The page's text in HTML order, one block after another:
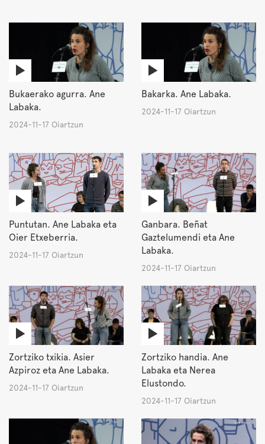
Bukaerako agurra. Ane
Labaka.
2024-11-17 Oiartzun
Bakarka. Ane Labaka.
2024-11-17 Oiartzun
Puntutan. Ane Labaka eta
Oier Etxeberria.
2024-11-17 Oiartzun
Ganbara. Beñat
Gaztelumendi eta Ane
Labaka.
2024-11-17 Oiartzun
Zortziko txikia. Asier
Azpiroz eta Ane Labaka.
2024-11-17 Oiartzun
Zortziko handia. Ane
Labaka eta Nerea
Elustondo.
2024-11-17 Oiartzun